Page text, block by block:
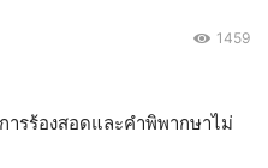
1459
ารร้องสอดและคำพิพากษาไม่